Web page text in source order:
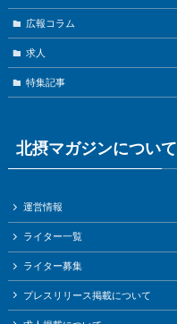
広報コラム
求人
特集記事
北摂マガジンについて
運営情報
ライター一覧
ライター募集
プレスリリース掲載について